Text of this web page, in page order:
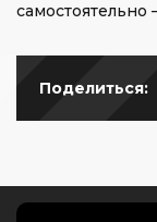
самостоятельно
Поделиться: